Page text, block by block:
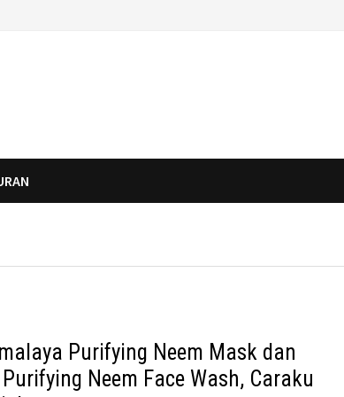
Purifying Neem Mask dan
Neem Face Wash, Caraku